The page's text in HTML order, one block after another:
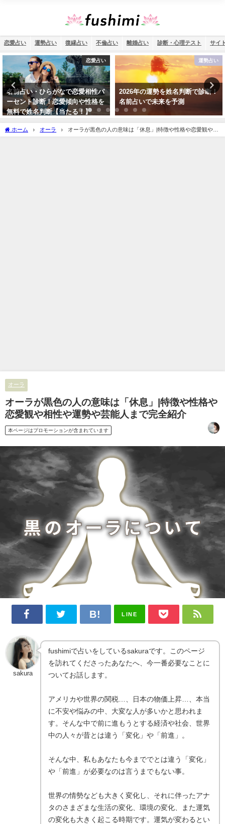
恋愛占い 運勢占い 復縁占い 不倫占い 離婚占い 診断・心理テスト サイ
運勢占い
2026年の運勢を姓名判断で診断！
名前占いで未来を予測
運勢占い
四柱推命で2026年を読み解く！無
料診断であなたの生年月日で運勢
を確認
ホーム オーラ
オーラが黒色の人の意味は「休息」|特徴や性格や恋愛観や相
性や運勢や芸能人まで完全紹介
オーラ
オーラが黒色の人の意味は「休息」|特徴や性格や
恋愛観や相性や運勢や芸能人まで完全紹介
本ページはプロモーションが含まれています
LINE
sakura
fushimiで占いをしているsakuraです。このページ
を訪れてくださったあなたへ、今一番必要なことに
ついてお話します。
アメリカや世界の関税…、日本の物価上昇…、本当
に不安や悩みの中、大変な人が多いかと思われま
す。そんな中で前に進もうとする経済や社会、世界
中の人々が昔とは違う「変化」や「前進」。
そんな中、私もあなたも今まででとは違う「変化」
や「前進」が必要なのは言うまでもない事。
世界の情勢なども大きく変化し、それに伴ったアナ
タのさまざまな生活の変化、環境の変化、また運気
の変化も大きく起こる時期です。運気が変わるとい